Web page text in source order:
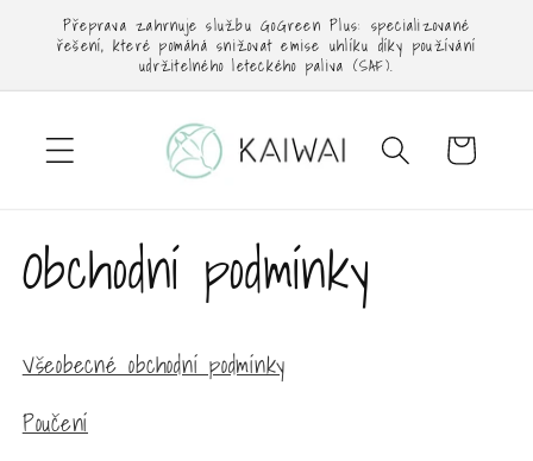
Přejít k
obsahu
Přeprava zahrnuje službu GoGreen Plus: specializované
řešení, které pomáhá snižovat emise uhlíku díky používání
udržitelného leteckého paliva (SAF).
Košík
Obchodní podmínky
Všeobecné obchodní podmínky
Poučení